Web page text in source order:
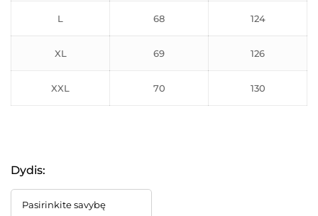
L 68 124
XL 69 126
XXL 70 130
Dydis: